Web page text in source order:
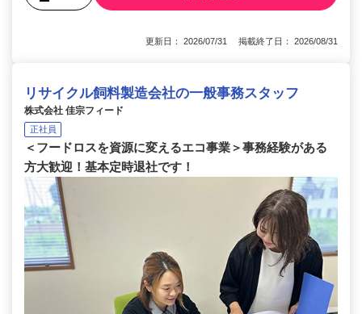
更新日： 2026/07/31 掲載終了日： 2026/08/31
リサイクル飼料製造会社の一般事務スタッフ
株式会社 佳宗フィード
正社員
＜フードロスを資源に変えるエコ事業＞事務経験がある
方大歓迎！基本定時退社です！